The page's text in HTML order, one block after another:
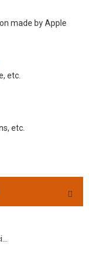
made by Apple
etc.
etc.